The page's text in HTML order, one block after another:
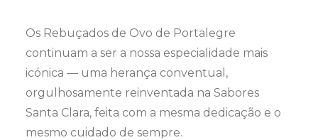
Os Rebuçados de Ovo de Portalegre
continuam a ser a nossa especialidade mais
icónica — uma herança conventual,
orgulhosamente reinventada na Sabores
Santa Clara, feita com a mesma dedicação e o
mesmo cuidado de sempre.